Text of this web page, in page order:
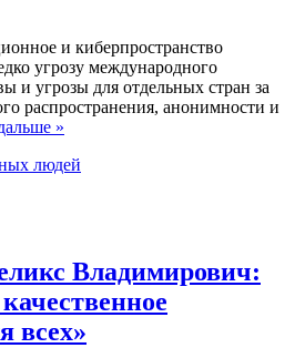
и киберпространство
угрозу международного
и угрозы для отдельных стран за
распространения, анонимности и
»
людей
Владимирович:
всех»